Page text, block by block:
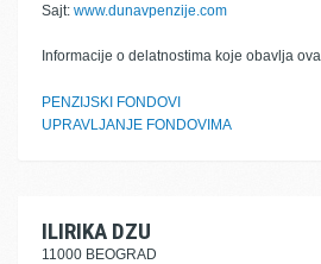
Sajt: www.dunavpenzije.com
Informacije o delatnostima koje obavlja
PENZIJSKI FONDOVI
UPRAVLJANJE FONDOVIMA
ILIRIKA DZU
11000 BEOGRAD